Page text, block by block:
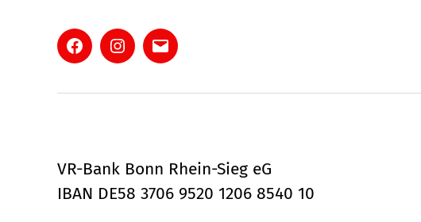
FacebookInstagram
E-
VR-Bank Bonn Rhein-Sieg eG
IBAN DE58 3706 9520 1206 8540 10